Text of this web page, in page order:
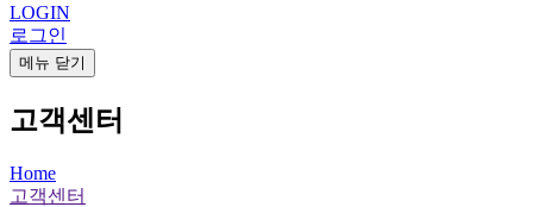
LOGIN
로그인
메뉴 닫기
고객센터
Home
고객센터